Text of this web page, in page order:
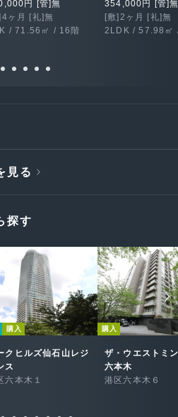
円 [管]無
ヶ月 [礼]無
/ 71.56㎡ / 16階
354,000円 [管]
[敷]2ヶ月 [礼]無
2LDK / 57.98㎡
見る
探す
購入
クヒルズ仙石山レジ
ス
六本木１
購入
ザ・ウエストミ
六本木
港区六本木６